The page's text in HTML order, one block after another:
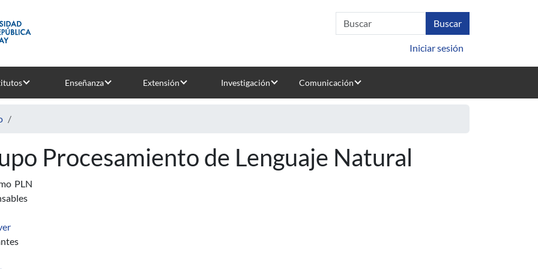
Iniciar sesión
Enseñanza Extensión Investigación Comunicación
Procesamiento de Lenguaje Natural
PLN